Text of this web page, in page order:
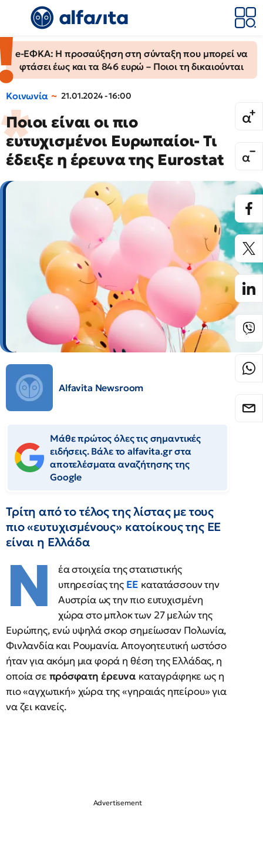
e-ΕΦΚΑ: Η προσαύξηση στη σύνταξη που μπορεί να
φτάσει έως και τα 846 ευρώ – Ποιοι τη δικαιούνται
Κοινωνία 21.01.2024 - 16:00
Ποιοι είναι οι πιο
ευτυχισμένοι Ευρωπαίοι- Τι
έδειξε η έρευνα της Eurostat
Alfavita Newsroom
Μάθε πρώτος όλες τις σημαντικές
ειδήσεις. Βάλε το alfavita.gr στα
αποτελέσματα αναζήτησης της
Google
Τρίτη από το τέλος της λίστας με τους
πιο «ευτυχισμένους» κατοίκους της ΕΕ
είναι η Ελλάδα
Ν
έα στοιχεία της στατιστικής
υπηρεσίας της ΕΕ κατατάσσουν την
Αυστρία ως την πιο ευτυχισμένη
χώρα στο μπλοκ των 27 μελών της
Ευρώπης, ενώ υψηλά σκορ σημείωσαν Πολωνία,
Φινλανδία και Ρουμανία. Απογοητευτική ωστόσο
ήταν για ακόμη μια φορά η θέση της Ελλάδας, η
οποία σε πρόσφατη έρευνα καταγράφηκε ως η
πιο «αγχωτική» χώρα της «γηραιάς ηπείρου» για
να ζει κανείς.